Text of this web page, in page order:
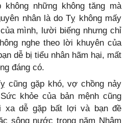
không những không tăng mà
nhân là do Tỵ không mấy
mình, lười biếng nhưng chỉ
nghe theo lời khuyên của
dễ bị tiểu nhân hãm hại, mất
đáng có.
cũng gặp khó, vợ chồng nảy
khỏe của bản mệnh cũng
xa dễ gặp bất lợi và bạn đề
sông nước trong năm Nhâm